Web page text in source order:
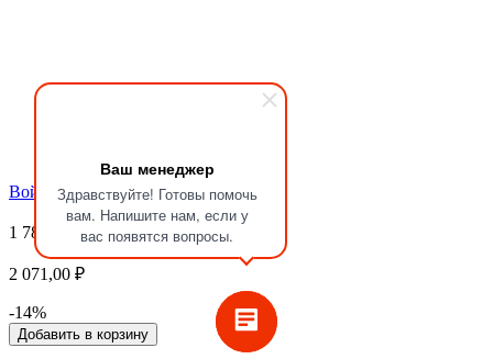
Ваш менеджер
Здравствуйте! Готовы помочь
вам. Напишите нам, если у
вас появятся вопросы.
Войти
1 781,00 ₽
2 071,00 ₽
-14%
Добавить в корзину